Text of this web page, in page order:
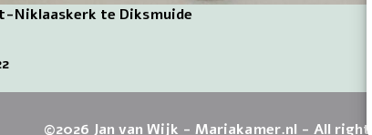
Niklaaskerk te Diksmuide
©2026 Jan van Wijk - Mariakamer.nl - All rights